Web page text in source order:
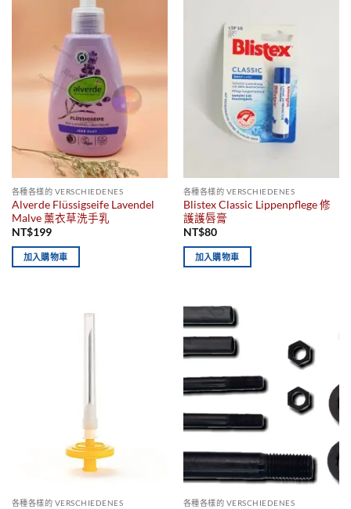
各種各樣的 VERSCHIEDENES
Alverde Flüssigseife Lavendel
Malve 薰衣草洗手乳
NT$199
加入購物車
各種各樣的 VERSCHIEDENES
Blistex Classic Lippenpflege 修
護護唇膏
NT$80
加入購物車
各種各樣的 VERSCHIEDENES 各種各樣的 VERSCHIEDENES